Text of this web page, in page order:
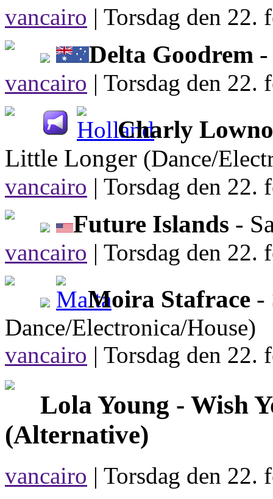
vancairo | Torsdag den 22.
Delta Goodrem -
vancairo | Torsdag den 22.
Charly
Little Longer (Dance/
vancairo | Torsdag den 22.
Future Islands -
vancairo | Torsdag den 22.
Moira Stafrace -
Dance/Electronica/House)
vancairo | Torsdag den 22.
Lola Young - Wish
(Alternative)
vancairo | Torsdag den 22.